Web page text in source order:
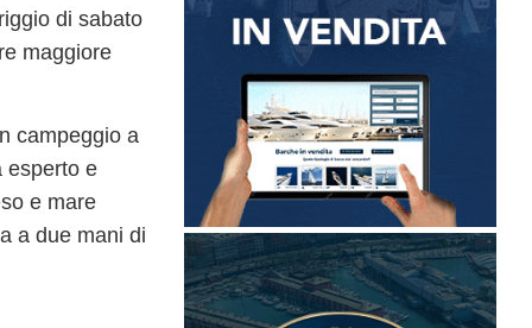
di sabato
maggiore
campeggio a
esperto e
e mare
a due mani di